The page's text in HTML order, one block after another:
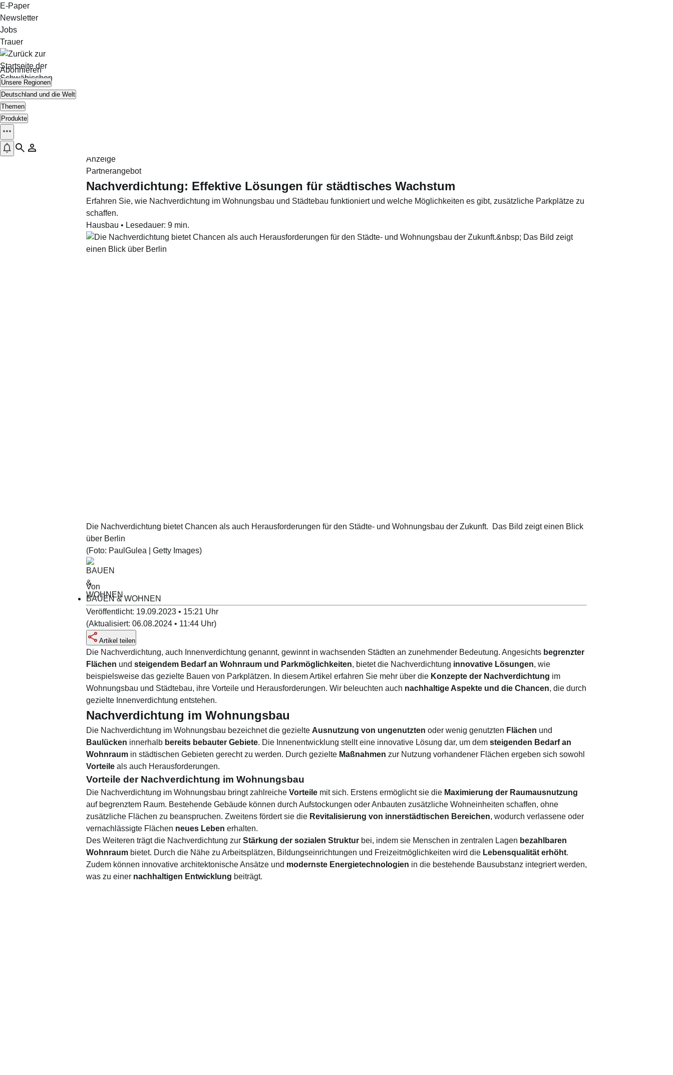
Zum Inhalt springen
E-Paper
Newsletter
Jobs
Trauer
Abonnieren
Unsere Regionen
Deutschland und die Welt
Themen
Produkte
Anzeige
Partnerangebot
Nachverdichtung: Effektive Lösungen für städtisches Wachstum
Erfahren Sie, wie Nachverdichtung im Wohnungsbau und Städtebau funktioniert und welche Möglichkeiten es gibt, zusätzliche Parkplätze zu
schaffen.
Hausbau • Lesedauer: 9 min.
Die Nachverdichtung bietet Chancen als auch Herausforderungen für den Städte- und Wohnungsbau der Zukunft. Das Bild zeigt einen Blick
über Berlin
(Foto: PaulGulea | Getty Images)
Von
BAUEN & WOHNEN
Veröffentlicht: 19.09.2023 • 15:21 Uhr
(Aktualisiert: 06.08.2024 • 11:44 Uhr)
Artikel teilen
Die Nachverdichtung, auch Innenverdichtung genannt, gewinnt in wachsenden Städten an zunehmender Bedeutung. Angesichts begrenzter
Flächen und steigendem Bedarf an Wohnraum und Parkmöglichkeiten, bietet die Nachverdichtung innovative Lösungen, wie
beispielsweise das gezielte Bauen von Parkplätzen. In diesem Artikel erfahren Sie mehr über die Konzepte der Nachverdichtung im
Wohnungsbau und Städtebau, ihre Vorteile und Herausforderungen. Wir beleuchten auch nachhaltige Aspekte und die Chancen, die durch
gezielte Innenverdichtung entstehen.
Nachverdichtung im Wohnungsbau
Die Nachverdichtung im Wohnungsbau bezeichnet die gezielte Ausnutzung von ungenutzten oder wenig genutzten Flächen und
Baulücken innerhalb bereits bebauter Gebiete. Die Innenentwicklung stellt eine innovative Lösung dar, um dem steigenden Bedarf an
Wohnraum in städtischen Gebieten gerecht zu werden. Durch gezielte Maßnahmen zur Nutzung vorhandener Flächen ergeben sich sowohl
Vorteile als auch Herausforderungen.
Vorteile der Nachverdichtung im Wohnungsbau
Die Nachverdichtung im Wohnungsbau bringt zahlreiche Vorteile mit sich. Erstens ermöglicht sie die Maximierung der Raumausnutzung
auf begrenztem Raum. Bestehende Gebäude können durch Aufstockungen oder Anbauten zusätzliche Wohneinheiten schaffen, ohne
zusätzliche Flächen zu beanspruchen. Zweitens fördert sie die Revitalisierung von innerstädtischen Bereichen, wodurch verlassene oder
vernachlässigte Flächen neues Leben erhalten.
Des Weiteren trägt die Nachverdichtung zur Stärkung der sozialen Struktur bei, indem sie Menschen in zentralen Lagen bezahlbaren
Wohnraum bietet. Durch die Nähe zu Arbeitsplätzen, Bildungseinrichtungen und Freizeitmöglichkeiten wird die Lebensqualität erhöht.
Zudem können innovative architektonische Ansätze und modernste Energietechnologien in die bestehende Bausubstanz integriert werden,
was zu einer nachhaltigen Entwicklung beiträgt.